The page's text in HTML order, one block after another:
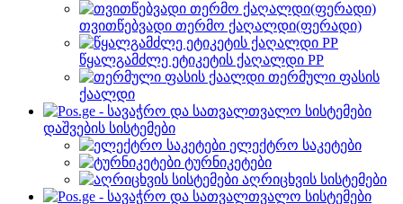
თვითწებვადი თერმო ქაღალდი(ფერადი)
წყალგამძლე ეტიკეტის ქაღალდი PP
თერმული ფასის
ქაალდი
დაშვების სისტემები
ელექტრო საკეტები
ტურნიკეტები
აღრიცხვის სისტემები